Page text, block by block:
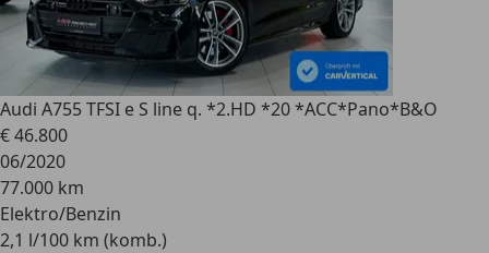
Audi A755 TFSI e S line q. *2.HD *20 *ACC*Pano*B&O
€ 46.800
06/2020
77.000 km
Elektro/Benzin
2,1 l/100 km (komb.)